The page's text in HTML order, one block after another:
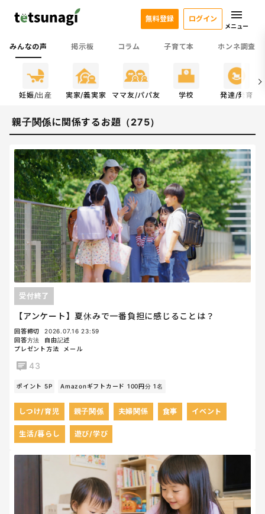
みんなの声 掲示板 コラム 子育て本 ホンネ調査
無料登録 ログイン
メニュー
妊娠/出産 実家/義実家 ママ友/パパ友 学校 発達/発育
親子関係に関係するお題（275）
【アンケート】夏休みで一番負担に感じることは？
受付終了
回答締切
2026.07.16 23:59
回答方法
自由記述
プレゼント方法
メール
43
ポイント 5P Amazonギフトカード 100円分 1名
しつけ/育児 親子関係 夫婦関係 食事 イベント
生活/暮らし 遊び/学び